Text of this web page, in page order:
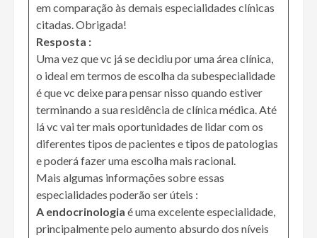
em comparação às demais especialidades clínicas
citadas. Obrigada!
Resposta :
Uma vez que vc já se decidiu por uma área clínica,
o ideal em termos de escolha da subespecialidade
é que vc deixe para pensar nisso quando estiver
terminando a sua residência de clínica médica. Até
lá vc vai ter mais oportunidades de lidar com os
diferentes tipos de pacientes e tipos de patologias
e poderá fazer uma escolha mais racional.
Mais algumas informações sobre essas
especialidades poderão ser úteis :
A endocrinologia é uma excelente especialidade,
principalmente pelo aumento absurdo dos níveis